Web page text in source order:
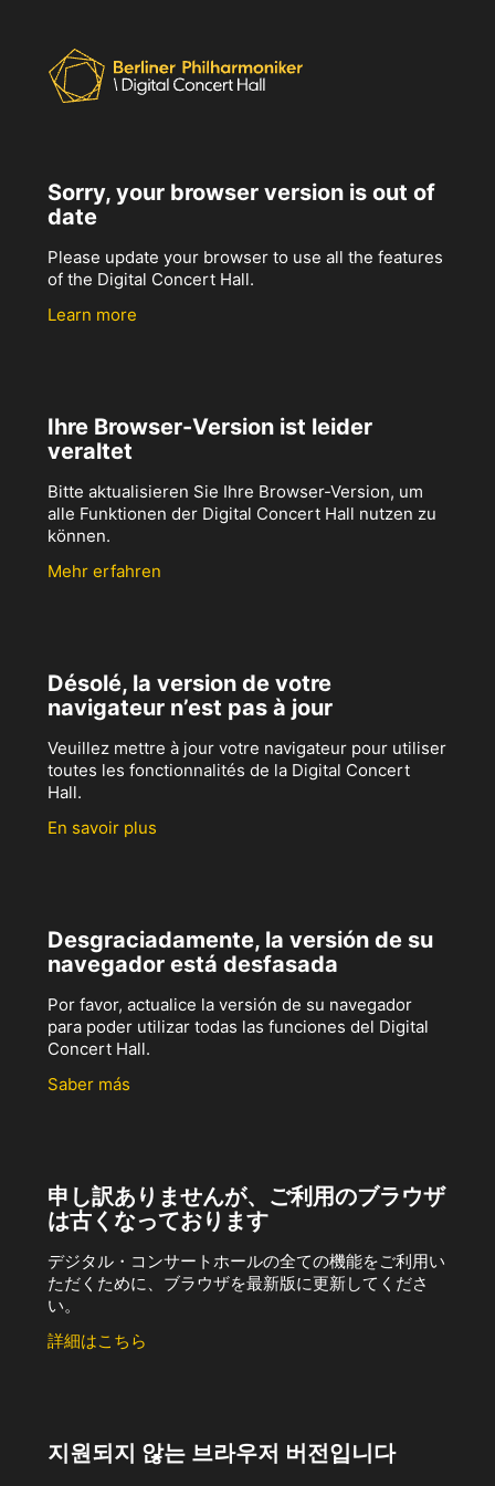
Sorry, your browser version is out of
date
Please update your browser to use all the features
of the Digital Concert Hall.
Learn more
Ihre Browser-Version ist leider
veraltet
Bitte aktualisieren Sie Ihre Browser-Version, um
alle Funktionen der Digital Concert Hall nutzen zu
können.
Mehr erfahren
Désolé, la version de votre
navigateur n’est pas à jour
Veuillez mettre à jour votre navigateur pour utiliser
toutes les fonctionnalités de la Digital Concert
Hall.
En savoir plus
Desgraciadamente, la versión de su
navegador está desfasada
Por favor, actualice la versión de su navegador
para poder utilizar todas las funciones del Digital
Concert Hall.
Saber más
申し訳ありませんが、ご利用のブラウザ
は古くなっております
デジタル・コンサートホールの全ての機能をご利用い
ただくために、ブラウザを最新版に更新してくださ
い。
詳細はこちら
지원되지 않는 브라우저 버전입니다